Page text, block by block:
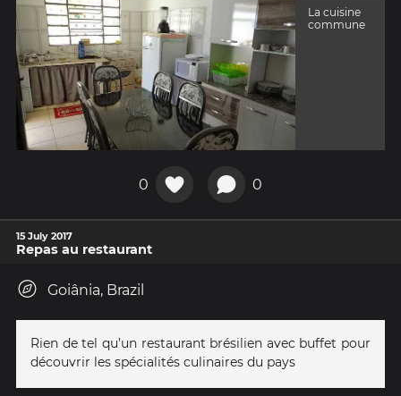
La cuisine
commune
0 0
15 July 2017
Repas au restaurant
Goiânia, Brazil
Rien de tel qu’un restaurant brésilien avec buffet pour
découvrir les spécialités culinaires du pays